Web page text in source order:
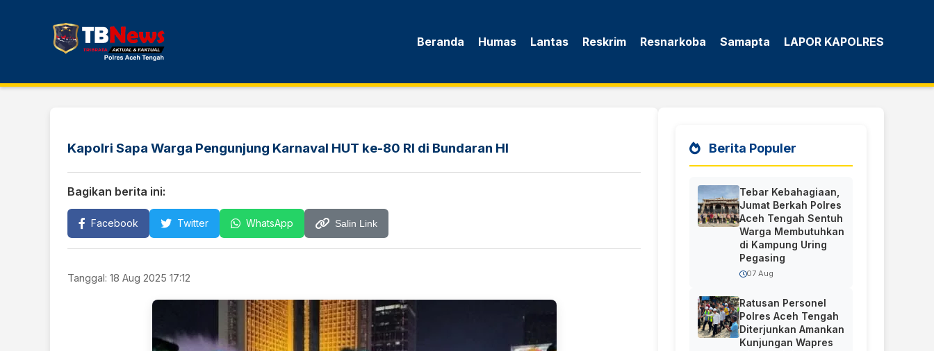
Beranda Humas Lantas Reskrim Resnarkoba Samapta LAPOR KAPOLRES
Kapolri Sapa Warga Pengunjung Karnaval HUT ke-80 RI di Bundaran HI
Bagikan berita ini:
Facebook Twitter WhatsApp Salin Link
Tanggal: 18 Aug 2025 17:12
Berita Populer
Tebar Kebahagiaan,
Jumat Berkah Polres
Aceh Tengah Sentuh
Warga Membutuhkan
di Kampung Uring
Pegasing
07 Aug
Ratusan Personel
Polres Aceh Tengah
Diterjunkan Amankan
Kunjungan Wapres